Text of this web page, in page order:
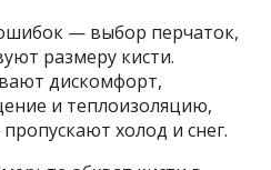
— выбор перчаток,
размеру кисти.
дискомфорт,
и теплоизоляцию,
холод и снег.